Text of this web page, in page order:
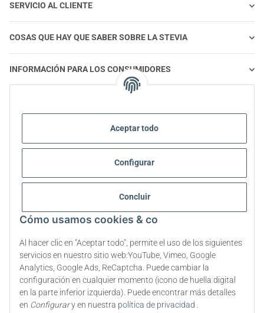
Aceptar todo
Configurar
Concluir
Cómo usamos cookies & co
Al hacer clic en "Aceptar todo", permite el uso de los siguientes
servicios en nuestro sitio web:YouTube, Vimeo, Google
Analytics, Google Ads, ReCaptcha. Puede cambiar la
configuración en cualquier momento (icono de huella digital
en la parte inferior izquierda). Puede encontrar más detalles
en Configurary en nuestra política de privacidad
SERVICIO AL CLIENTE
COSAS QUE HAY QUE SABER SOBRE LA STEVIA
INFORMACIÓN PARA LOS CONSUMIDORES
STEVIA | PREGUNTAS Y RESPUESTAS
INFORMACIÓN SOBRE EL PRODUCTO STEVIA
Rescindir el contrato
* Todos los precios incluyen el IVA legal., másenvío